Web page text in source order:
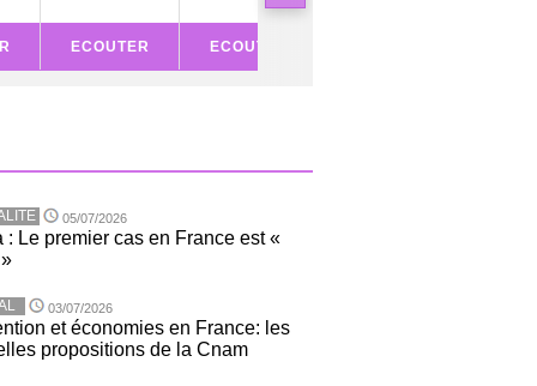
ECOUTER ECOUTER
05/07/2026
: Le premier cas en France est «
03/07/2026
et économies en France: les
propositions de la Cnam